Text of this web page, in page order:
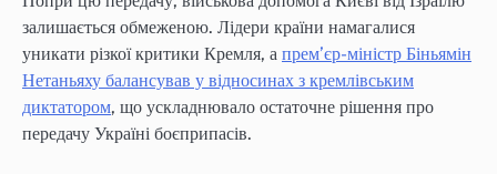
залишається обмеженою. Лідери країни намагалися
уникати різкої критики Кремля, а прем’єр-міністр Біньямін
Нетаньяху балансував у відносинах з кремлівським
диктатором, що ускладнювало остаточне рішення про
передачу Україні боєприпасів.